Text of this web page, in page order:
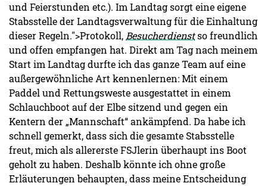
und Feierstunden etc.). Im Landtag sorgt eine eigene
Stabsstelle der Landtagsverwaltung für die Einhaltung
dieser Regeln.">Protokoll,Besucherdienstso freundlich
und offen empfangen hat. Direkt am Tag nach meinem
Start im Landtag durfte ich das ganze Team auf eine
außergewöhnliche Art kennenlernen: Mit einem
Paddel und Rettungsweste ausgestattet in einem
Schlauchboot auf der Elbe sitzend und gegen ein
Kentern der „Mannschaft“ ankämpfend. Da habe ich
schnell gemerkt, dass sich die gesamte Stabsstelle
freut, mich als allererste FSJlerin überhaupt ins Boot
geholt zu haben. Deshalb könnte ich ohne große
Erläuterungen behaupten, dass meine Entscheidung